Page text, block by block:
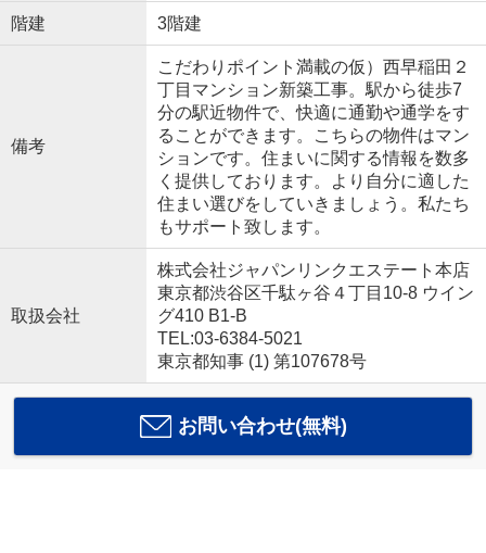
階建 3階建
備考
こだわりポイント満載の仮）西早稲田２
丁目マンション新築工事。駅から徒歩7
分の駅近物件で、快適に通勤や通学をす
ることができます。こちらの物件はマン
ションです。住まいに関する情報を数多
く提供しております。より自分に適した
住まい選びをしていきましょう。私たち
もサポート致します。
取扱会社
株式会社ジャパンリンクエステート本店
東京都渋谷区千駄ヶ谷４丁目10-8 ウイン
グ410 B1-B
TEL:03-6384-5021
東京都知事 (1) 第107678号
お問い合わせ(無料)